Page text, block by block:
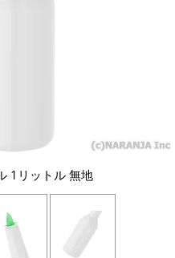
1リットル 無地